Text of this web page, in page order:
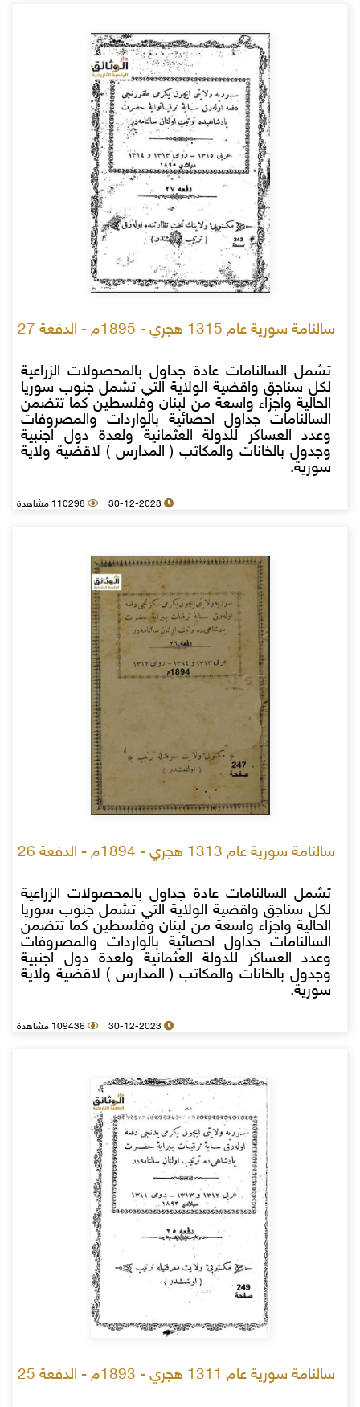
سالنامة سورية عام 1315 هجري - 1895م - الدفعة 27
تشمل السالنامات عادة جداول بالمحصولات الزراعية
لكل سناجق واقضية الولاية التي تشمل جنوب سوريا
الحالية واجزاء واسعة من لبنان وفلسطين كما تتضمن
السالنامات جداول احصائية بالواردات والمصروفات
وعدد العساكر للدولة العثمانية ولعدة دول اجنبية
وجدول بالخانات والمكاتب ( المدارس ) لاقضية ولاية
سورية.
30-12-2023 110298 مشاهدة
سالنامة سورية عام 1313 هجري - 1894م - الدفعة 26
تشمل السالنامات عادة جداول بالمحصولات الزراعية
لكل سناجق واقضية الولاية التي تشمل جنوب سوريا
الحالية واجزاء واسعة من لبنان وفلسطين كما تتضمن
السالنامات جداول احصائية بالواردات والمصروفات
وعدد العساكر للدولة العثمانية ولعدة دول اجنبية
وجدول بالخانات والمكاتب ( المدارس ) لاقضية ولاية
سورية.
30-12-2023 109436 مشاهدة
سالنامة سورية عام 1311 هجري - 1893م - الدفعة 25